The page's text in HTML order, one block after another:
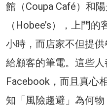
館（Coupa Café）和
（Hobee’s），上門
小時，而店家不但提
給顧客的筆電。這些
Facebook，而且真心
知「風險趨避」為何